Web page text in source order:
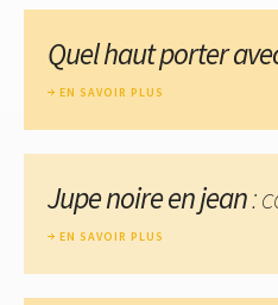
Quel haut porter
EN SAVOIR PLUS
Jupe noire en jean:
EN SAVOIR PLUS